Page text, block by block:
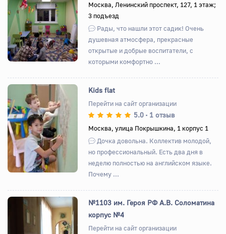
Назад Вперед
Москва, Ленинский проспект, 127, 1 этаж;
3 подъезд
Рады, что нашли этот садик! Очень
душевная атмосфера, прекрасные
открытые и добрые воспитатели, с
которыми комфортно ...
Назад Вперед
Kids flat
Перейти на сайт организации
5.0 • 1 отзыв
Москва, улица Покрышкина, 1 корпус 1
Дочка довольна. Коллектив молодой,
но профессиональный. Есть два дня в
неделю полностью на английском языке.
Почему ...
№1103 им. Героя РФ А.В. Соломатина
корпус №4
Перейти на сайт организации